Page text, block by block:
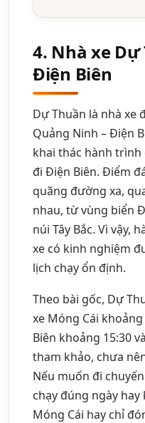
4. Nhà xe
Điện Biên
Dự Thuần là nhà xe
Quảng Ninh – Điện
khai thác hành
đi Điện Biên. Điểm
quãng đường xa,
nhau, từ vùng biển
núi Tây Bắc. Vì vậy,
xe có kinh nghiệm
lịch chạy ổn định.
Theo bài gốc, Dự
xe Móng Cái
Biên khoảng 15:30
tham khảo, chưa
Nếu muốn đi
chạy đúng ngày hay
Móng Cái hay chỉ